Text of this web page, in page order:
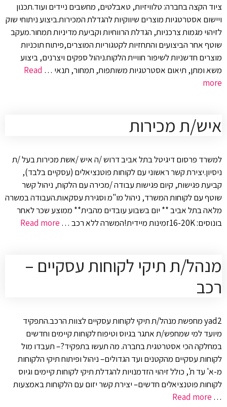
ציוד הקצה בחברה: טלוויזיות, טאבלטים, מחשבים ניידים ועוד.תכנון
ויישום אסטרטגיות מוצרים שיווקיות להגדלת המכירות.ביצוע ניתוחי שוק
לזיהוי מגמות צרכניות, הגדלת הרווחיות וקביעת מדיניות תמחור.מעקב
שוטף אחר הביצועים והתחזיות לקטגוריות המוצרים,פיתוח תוכניות
מוצרים חדשניות לשיפור חוויית הלקוח.ניהול ספקים ויצרנים, ביצוע
משא ומתן, תיאום אסטרטגיות משותפות, תמחור, תנאי … Read
more
איש/ת מכירות
למשרד פרסום דיגיטל בתל אביב דרוש /ה איש /אשת מכירות בעל /ת
ניסיון.יצירת קשר ראשוני עם לקוחות פוטנציאלים (עסקיים בלבד),
קביעת פגישות, קיום פגישות עבודה /מכירה עם הלקוח, ניהול קשר
שוטף עם לקוחות המשרד, ניהול מו"מ וסגירת עסקאות.העבודה במשרה
מלאה בתל אביב ** יום בשבוע עובדים מהבית** ממוצע שכר לאחר
בונוסים: 16-20Kזמינות מיידית!המשרה ללא רכב …
Read more
מנהל/ת תיקי לקוחות עסקיים –
רכב
yad2 מחפשת מנהל/ת תיקי לקוחות עסקיים לצוות הרכב.התפקיד
מיועד למי שמחפש/ת אתגר בגיוס וטיפוח לקוחות קיימים וחדשים
במחלקה הכי אסטרטגית בחברה. מה תעשו בתפקיד?– תעבדו מול
לקוחות עסקיים מהקטנים ועד הגדולים– ניהול ופיתוח תיקי הלקוחות
מ-א' עד ת', כולל זיהוי הזדמנויות להגדלת תיקי לקוחות קיימים וגיוס
לקוחות פוטנציאלים חדשים– יצירת קשר יזום עם הלקוחות באמצעות
…
Read more